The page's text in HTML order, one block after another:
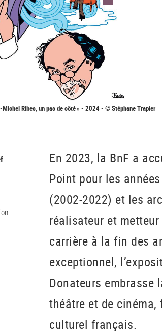
Ribes, un pas de côté » - 2024 - © Stéphane Trapier
En 2023, la BnF a
Point pour les
(2002-2022) et les
réalisateur et
carrière à la fin des
exceptionnel,
Donateurs embrasse
théâtre et de
culturel français.